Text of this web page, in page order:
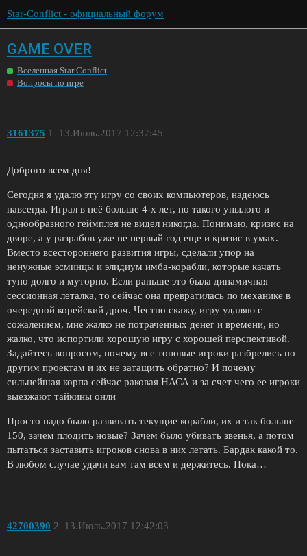
Star-Conflict - официальный форум
GAME OVER
Вселенная Star Conflict
Вопросы по игре
3161375 13.Июль.2017 12:37:45
1
Доброго всем дня!
Сегодня я удалю эту игру со своих компьютеров, надеюсь
навсегда. Играл в неё больше 4-х лет, но такого унылого и
однообразного геймплея не видел никогда. Понимаю, кризис на
дворе, а у разрабов уже не первый год еще и кризис в умах.
Вместо всестороннего развития игры, сделали упор на
ненужные эсминцы и элидиум имба-корабли, которые качать
тупо долго и муторно. Если раньше это была динамичная
сессионная леталка, то сейчас она превратилась по механике в
очередной корейский дроч. Честно скажу, игру удаляю с
сожалением, мне жалко не потраченных денег и времени, но
жалко, что испортили хорошую игру с хорошей перспективой.
Задайтесь вопросом, почему все топовые игроки разбрелись по
другим проектам и их не затащить обратно? И почему
сильнейшая корпа сейчас раковая НАСА и за счет чего ее игроки
выезжают тайкины онли
Просто надо было развивать текущие корабли, их и так больше
150, зачем плодить новые? Зачем было убивать звенья, а потом
пытаться заставить игроков снова в них летать. Бардак какой то.
В любом случае удачи вам там всем и держитесь. Пока…
42700390 13.Июль.2017 12:42:03
2